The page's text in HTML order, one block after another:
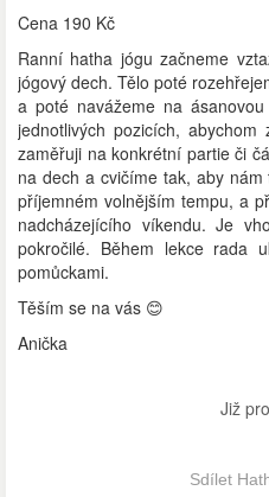
Cena 190 Kč
Ranní hatha jógu začneme
jógový dech. Tělo poté
a poté navážeme na
jednotlivých pozicích,
zaměřuji na konkrétní partie či
na dech a cvičíme tak, aby
příjemném volnějším tempu, a
nadcházejícího víkendu. Je
pokročilé. Během lekce rada
pomůckami.
Těším se na vás 😊
Anička
Již
Sdílet